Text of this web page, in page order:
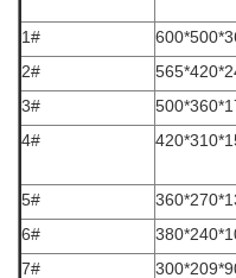
1#
2#
3#
4#
5#
6#
7#